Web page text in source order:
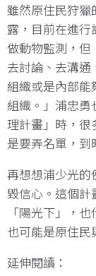
雖然原住民狩獵
露，目前在進
做動物監測，但
去討論、去溝
組織或是內部
組織。」浦忠
理計畫」時，很
是要弄名單，到
再想想浦少光的
毀信心。這個計
「陽光下」，
也可能是原住民
延伸閱讀：